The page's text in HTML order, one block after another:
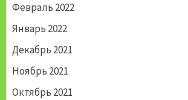
Февраль 2022
Январь 2022
Декабрь 2021
Ноябрь 2021
Октябрь 2021